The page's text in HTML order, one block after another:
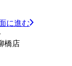
に進む
橋店